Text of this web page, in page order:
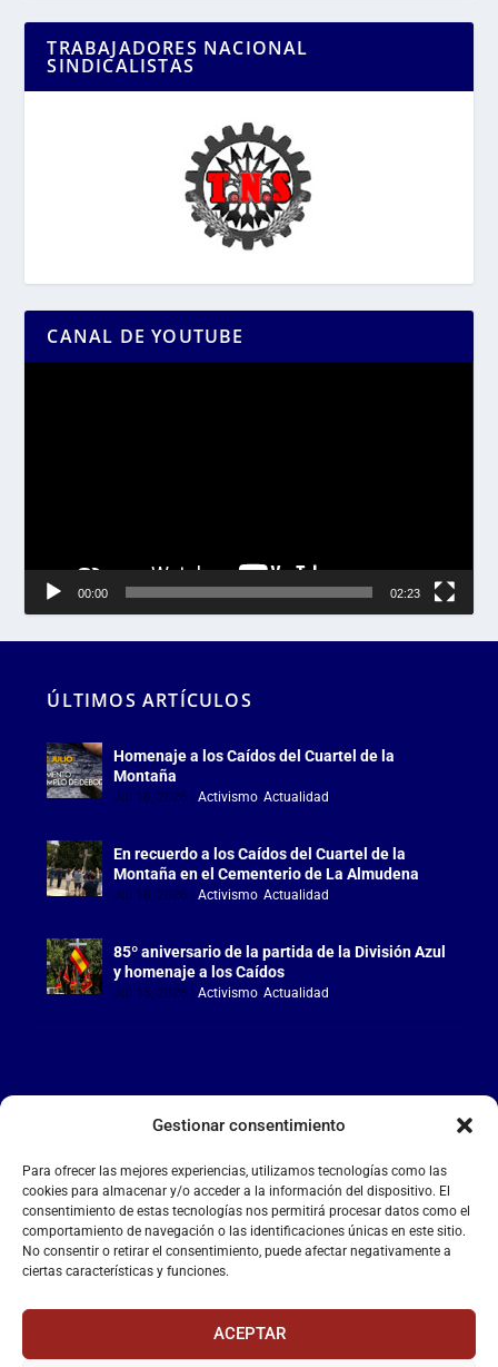
Gestionar consentimiento
Para ofrecer las mejores experiencias, utilizamos tecnologías como las
cookies para almacenar y/o acceder a la información del dispositivo. El
consentimiento de estas tecnologías nos permitirá procesar datos como el
comportamiento de navegación o las identificaciones únicas en este sitio.
No consentir o retirar el consentimiento, puede afectar negativamente a
ciertas características y funciones.
ACEPTAR
TRABAJADORES NACIONAL
SINDICALISTAS
CANAL DE YOUTUBE
00:00 02:23
ÚLTIMOS ARTÍCULOS
Homenaje a los Caídos del Cuartel de la
Montaña
Jul 18, 2026 |Activismo,Actualidad
En recuerdo a los Caídos del Cuartel de la
Montaña en el Cementerio de La Almudena
Jul 18, 2026 |Activismo,Actualidad
85º aniversario de la partida de la División Azul
y homenaje a los Caídos
Jul 15, 2026 |Activismo,Actualidad
LA FALANGE
Reproductor
de
vídeo